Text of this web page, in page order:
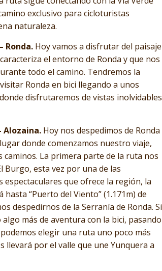
exclusivo para cicloturistas
naturaleza.
Ronda. Hoy vamos a disfrutar del paisaje
el entorno de Ronda y que nos
todo el camino. Tendremos la
Ronda en bici llegando a unos
disfrutaremos de vistas inolvidables
Alozaina. Hoy nos despedimos de Ronda
donde comenzamos nuestro viaje,
La primera parte de la ruta nos
Burgo, esta vez por una de las
espectaculares que ofrece la región, la
hasta “Puerto del Viento” (1.171m) de
despedirnos de la Serranía de Ronda. Si
más de aventura con la bici, pasando
elegir una ruta uno poco más
llevará por el valle que une Yunquera a